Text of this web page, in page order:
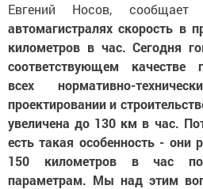
Евгений Носов,
автомагистралях скорость в
километров в час. Сегодня
соответствующем качестве
всех нормативно-
проектировании и
увеличена до 130 км в час.
есть такая особенность - они
150 километров в час по
параметрам. Мы над этим